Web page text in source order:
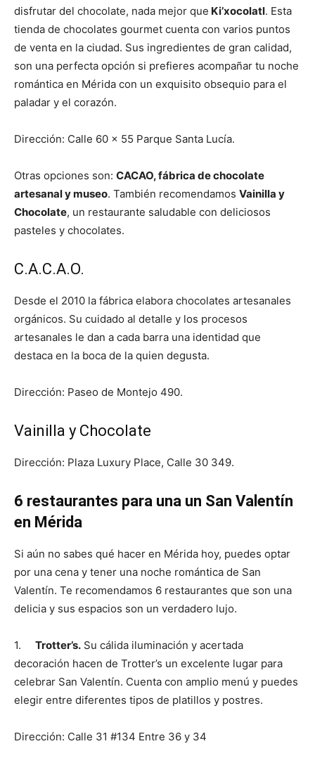
disfrutar del chocolate, nada mejor que Ki’xocolatl. Esta
tienda de chocolates gourmet cuenta con varios puntos
de venta en la ciudad. Sus ingredientes de gran calidad,
son una perfecta opción si prefieres acompañar tu noche
romántica en Mérida con un exquisito obsequio para el
paladar y el corazón.
Dirección: Calle 60 x 55 Parque Santa Lucía.
Otras opciones son: CACAO, fábrica de chocolate
artesanal y museo. También recomendamos Vainilla y
Chocolate, un restaurante saludable con deliciosos
pasteles y chocolates.
C.A.C.A.O.
Desde el 2010 la fábrica elabora chocolates artesanales
orgánicos. Su cuidado al detalle y los procesos
artesanales le dan a cada barra una identidad que
destaca en la boca de la quien degusta.
Dirección: Paseo de Montejo 490.
Vainilla y Chocolate
Dirección: Plaza Luxury Place, Calle 30 349.
6 restaurantes para una un San Valentín
en Mérida
Si aún no sabes qué hacer en Mérida hoy, puedes optar
por una cena y tener una noche romántica de San
Valentín. Te recomendamos 6 restaurantes que son una
delicia y sus espacios son un verdadero lujo.
1. Trotter’s. Su cálida iluminación y acertada
decoración hacen de Trotter’s un excelente lugar para
celebrar San Valentín. Cuenta con amplio menú y puedes
elegir entre diferentes tipos de platillos y postres.
Dirección: Calle 31 #134 Entre 36 y 34